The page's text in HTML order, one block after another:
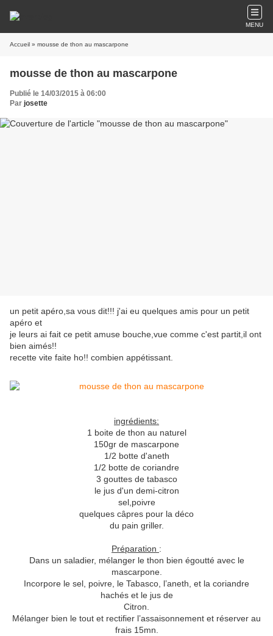
MENU
Accueil » mousse de thon au mascarpone
mousse de thon au mascarpone
Publié le 14/03/2015 à 06:00
Par josette
un petit apéro,sa vous dit!!! j'ai eu quelques amis pour un petit
apéro et
je leurs ai fait ce petit amuse bouche,vue comme c'est partit,il ont
bien aimés!!
recette vite faite ho!! combien appétissant.
ingrédients:
1 boite de thon au naturel
150gr de mascarpone
1/2 botte d'aneth
1/2 botte de coriandre
3 gouttes de tabasco
le jus d'un demi-citron
sel,poivre
quelques câpres pour la déco
du pain griller.
Préparation :
Dans un saladier, mélanger le thon bien égoutté avec le
mascarpone.
Incorpore le sel, poivre, le Tabasco, l’aneth, et la coriandre
hachés et le jus de
Citron.
Mélanger bien le tout et rectifier l’assaisonnement et réserver au
frais 15mn.